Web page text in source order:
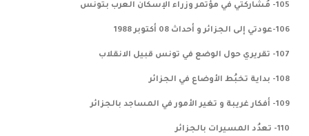
105- مُشاركتي في مؤتمر وزراء الإسكان العرب بتونس
106-عودتي إلى الجزائر و أحداث 08 أكتوبر 1988
107- تقريري حول الوضع في تونس قبيل الانقلاب
108- بداية تخبُط الأوضاع في الجزائر
109- أفكار غريبة و تغير الأمور في المساجد بالجزائر
110- تعدُد المسيرات بالجزائر